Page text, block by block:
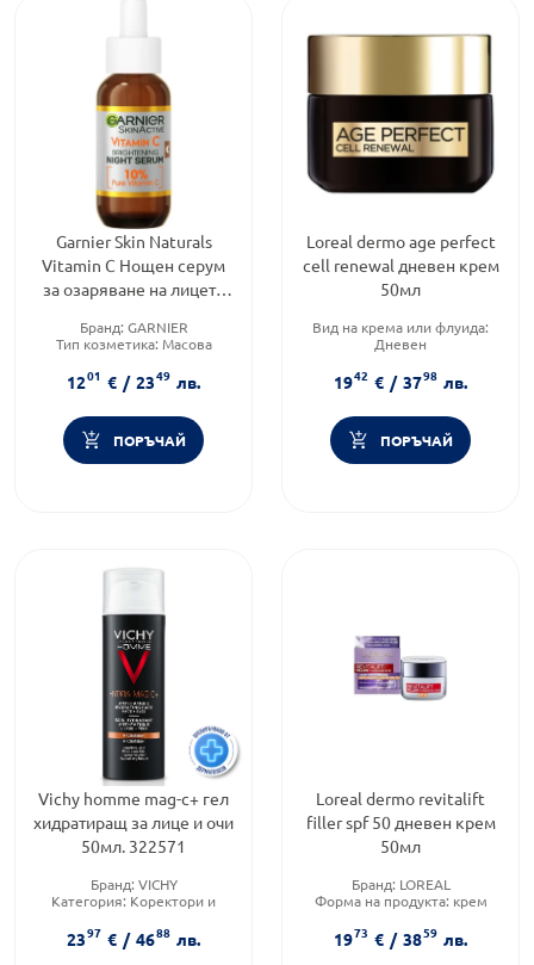
Garnier Skin Naturals
Vitamin C Нощен серум
за озаряване на лицето
Бранд: GARNIER
Тип козметика: Масова
Форма на продукта:серум
1201 € / 2349 лв.
ПОРЪЧАЙ
Loreal dermo age perfect
cell renewal дневен крем
50мл
Вид на крема или флуида:
Дневен
PERFECT
Функционалност:
Антиейдж
1942 € / 3798 лв.
ПОРЪЧАЙ
Vichy homme mag-c+ гел
хидратиращ за лице и очи
50мл. 322571
Бранд: VICHY
Категория: Коректори и
Форма на продукта:гел
2397 € / 4688 лв.
Loreal dermo revitalift
filler spf 50 дневен крем
50мл
Бранд: LOREAL
Форма на продукта: крем
1973 € / 3859 лв.